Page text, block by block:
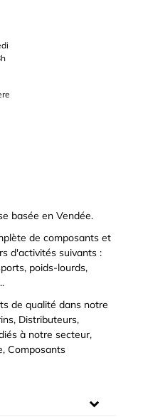
basée en Vendée.
de composants et
d'activités suivants :
poids-lourds,
de qualité dans notre
Distributeurs,
à notre secteur,
Composants